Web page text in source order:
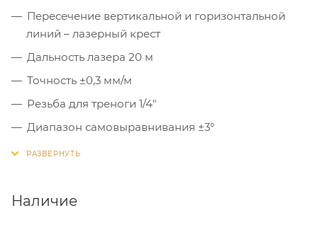
Пересечение вертикальной и горизонтальной
линий – лазерный крест
Дальность лазера 20 м
Точность ±0,3 мм/м
Резьба для треноги 1/4"
Диапазон самовыравнивания ±3°
Ручной режим
Наличие